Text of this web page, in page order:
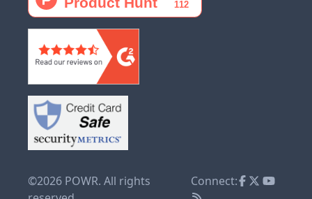
©2026 POWR. All rights
Connect: